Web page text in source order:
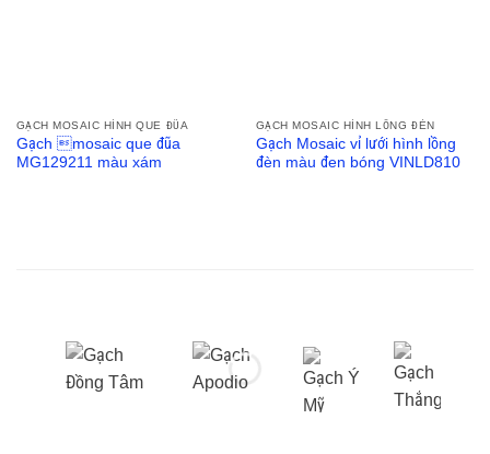
GẠCH MOSAIC HÌNH QUE ĐŨA
Gạch mosaic que đũa
MG129211 màu xám
GẠCH MOSAIC HÌNH LỒNG ĐÈN
Gạch Mosaic vỉ lưới hình lồng
đèn màu đen bóng VINLD810